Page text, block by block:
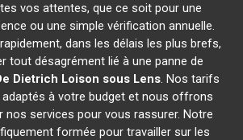
vos attentes, que ce soit pour une
ou une simple vérification annuelle.
dans les délais les plus brefs,
tout désagrément lié à une panne de
Dietrich Loison sous Lens. Nos tarifs
à votre budget et nous offrons
nos services pour vous rassurer. Notre
formée pour travailler sur les